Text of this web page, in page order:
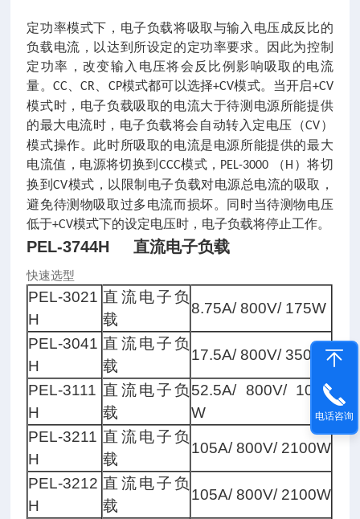
定功率模式下，电子负载将吸取与输入电压成反比的
负载电流，以达到所设定的定功率要求。因此为控制
定功率，改变输入电压将会反比例影响吸取的电流
量。 CC 、CR CP模式都可以选择+CV模式。当开启+CV
模式时，电子负载吸取的电流大于待测电源所能提供
的最大电流时，电子负载将会自动转入定电压（CV）
模式操作。此时所吸取的电流是电源所能提供的最大
电流值，电源将切换到 CCC模式， PEL-3000 （ H ）将切
换到CV模式，以限制电子负载对电源总电流的吸取，
避免待测物吸取过多电流而损坏。同时当待测物电压
低于+CV模式下的设定电压时，电子负载将停止工作。
PEL-3744H 直流电子负载
快速选型
PEL-3021
H
直流电子负
载
8.75A/ 800V/ 175W
PEL-3041
H
直流电子负
载
17.5A/ 800V/ 350W
PEL-3111
H
直流电子负
载
52.5A/ 800V/ 1050
W
PEL-3211
H
直流电子负
载
105A/ 800V/ 2100W
PEL-3212
H
直流电子负
载
105A/ 800V/ 2100W
电话咨询